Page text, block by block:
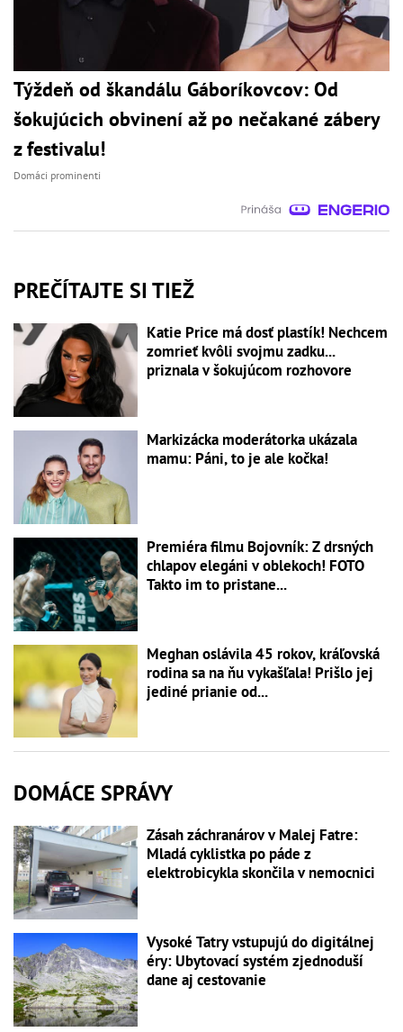
Týždeň od škandálu Gáboríkovcov: Od
šokujúcich obvinení až po nečakané zábery
z festivalu!
Domáci prominenti
PREČÍTAJTE SI TIEŽ
Katie Price má dosť plastík! Nechcem
zomrieť kvôli svojmu zadku...
priznala v šokujúcom rozhovore
Markizácka moderátorka ukázala
mamu: Páni, to je ale kočka!
Premiéra filmu Bojovník: Z drsných
chlapov elegáni v oblekoch! FOTO
Takto im to pristane...
Meghan oslávila 45 rokov, kráľovská
rodina sa na ňu vykašľala! Prišlo jej
jediné prianie od...
DOMÁCE SPRÁVY
Zásah záchranárov v Malej Fatre:
Mladá cyklistka po páde z
elektrobicykla skončila v nemocnici
Vysoké Tatry vstupujú do digitálnej
éry: Ubytovací systém zjednoduší
dane aj cestovanie